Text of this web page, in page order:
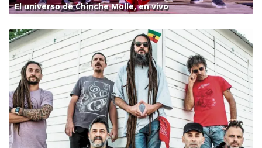
El universo de Chinche Molle, en vivo